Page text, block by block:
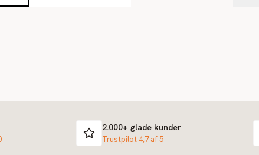
2.000+ glade kunder
Trustpilot 4,7 af 5